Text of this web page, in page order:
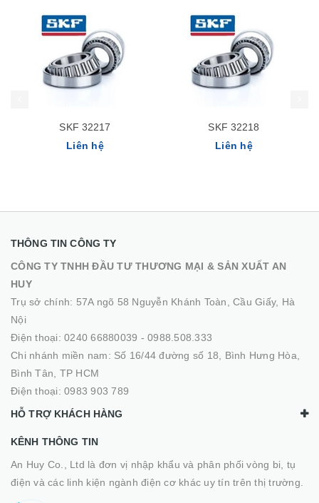
SKF 32217
Liên hệ
SKF 32218
Liên hệ
THÔNG TIN CÔNG TY
CÔNG TY TNHH ĐẦU TƯ THƯƠNG MẠI & SẢN XUẤT AN
HUY
Trụ sở chính: 57A ngõ 58 Nguyễn Khánh Toàn, Cầu Giấy, Hà
Nội
Điện thoại: 0240 66880039 - 0988.508.333
Chi nhánh miền nam: Số 16/44 đường số 18, Bình Hưng Hòa,
Bình Tân, TP HCM
Điện thoại: 0983 903 789
HỖ TRỢ KHÁCH HÀNG
KÊNH THÔNG TIN
An Huy Co., Ltd là đơn vị nhập khẩu và phân phối vòng bi, tụ
điện và các linh kiện ngành điện cơ khác uy tín trên thị trường.